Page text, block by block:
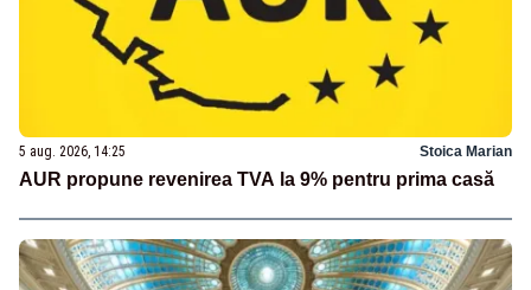
5 aug. 2026, 14:25 Stoica Marian
AUR propune revenirea TVA la 9% pentru prima casă